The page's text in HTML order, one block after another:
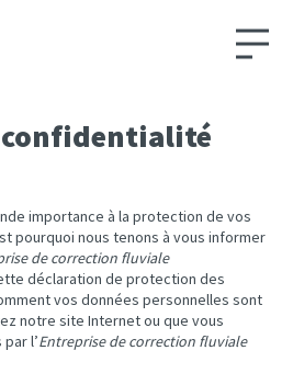
importance à la protection de vos
pourquoi nous tenons à vous informer
de correction fluviale
déclaration de protection des
vos données personnelles sont
notre site Internet ou que vous
l’Entreprise de correction fluviale